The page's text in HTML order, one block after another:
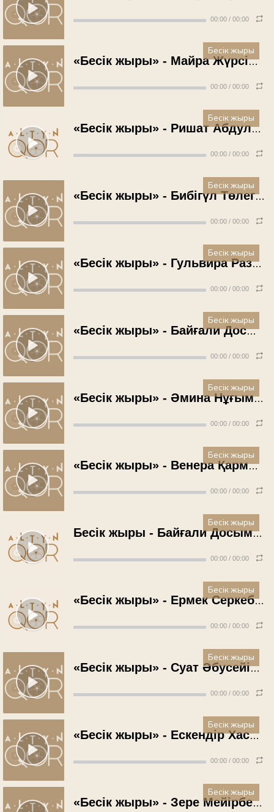
00:00 / 00:00
«Бесік жыры» - Майра Жүрсінова (1960 жыл)
00:00 / 00:00
Бесік жыры
«Бесік жыры» - Ришат Абдуллин (1961 жыл)
00:00 / 00:00
Бесік жыры
«Бесік жыры» - Бибігүл Төлегенова (1963 жыл)
00:00 / 00:00
Бесік жыры
«Бесік жыры» - Гульвира Разиева (1966 жыл)
00:00 / 00:00
Бесік жыры
«Бесік жыры» - Байғали Досымжанов (1970 жыл)
00:00 / 00:00
Бесік жыры
«Бесік жыры» - Әмина Нұғыманова (1971 жыл)
00:00 / 00:00
Бесік жыры
«Бесік жыры» - Венера Қармысова (1971 жыл)
00:00 / 00:00
Бесік жыры
Бесік жыры - Байғали Досымжанов (1971 жыл)
00:00 / 00:00
Бесік жыры
«Бесік жыры» - Ермек Серкебаев (1971 жыл)
00:00 / 00:00
Бесік жыры
«Бесік жыры» - Суат Әбусейітов (1972 жыл)
00:00 / 00:00
Бесік жыры
«Бесік жыры» - Ескендір Хасанғалиев (1975 жыл)
00:00 / 00:00
Бесік жыры
«Бесік жыры» - Зере Мейірбекова (1972 жыл)
Бесік жыры